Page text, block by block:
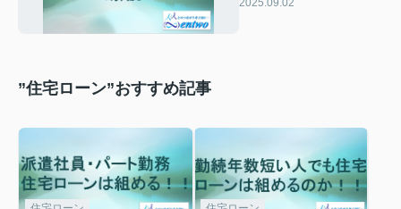
2025.09.02
”住宅ローン”おすすめ記事